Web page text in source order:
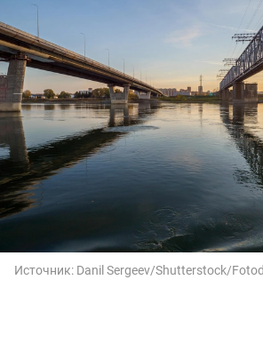
Источник: Danil Sergeev/Shutterstock/